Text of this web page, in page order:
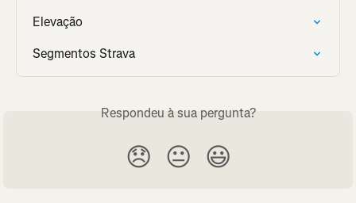
Elevação
Segmentos Strava
Respondeu à sua pergunta?
😞 😐 😃